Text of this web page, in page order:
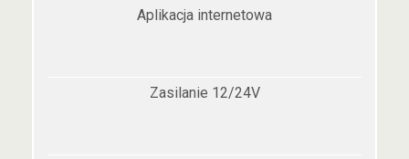
Aplikacja internetowa
Zasilanie 12/24V